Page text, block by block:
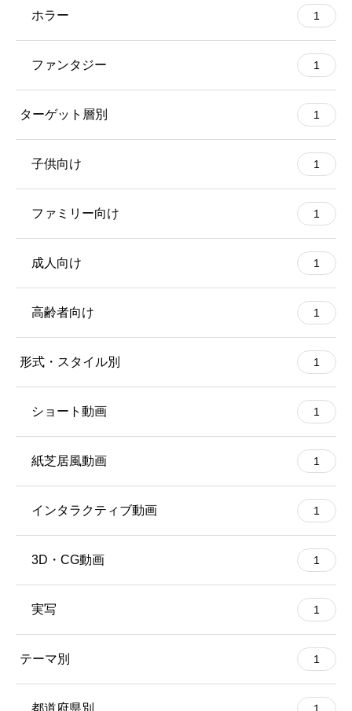
ホラー 1
ファンタジー 1
ターゲット層別 1
子供向け 1
ファミリー向け 1
成人向け 1
高齢者向け 1
形式・スタイル別 1
ショート動画 1
紙芝居風動画 1
インタラクティブ動画 1
3D・CG動画 1
実写 1
テーマ別 1
1